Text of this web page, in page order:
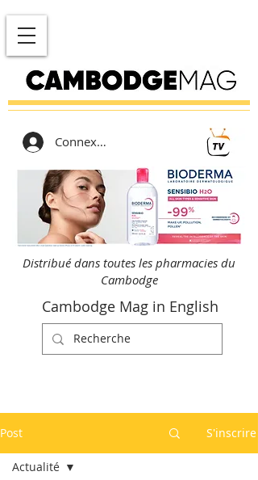
Connexion
Distribué dans toutes les pharmacies du
Cambodge
Cambodge Mag in English
Post S'inscrire
Actualité